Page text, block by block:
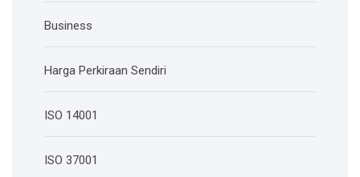
Business
Harga Perkiraan Sendiri
ISO 14001
ISO 37001